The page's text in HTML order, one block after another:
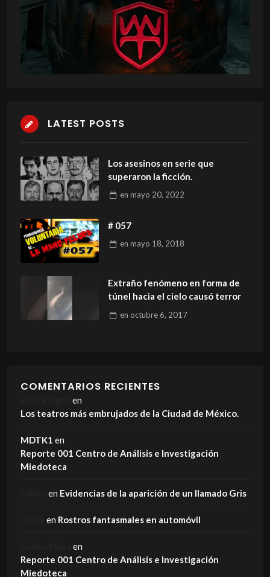
LATEST POSTS
Los asesinos en serie que
superaron la ficción.
en mayo 20, 2022
# 057
en mayo 18, 2018
Extraño fenómeno en forma de
túnel hacia el cielo causó terror
en octubre 6, 2017
COMENTARIOS RECIENTES
en
Los teatros más embrujados de la Ciudad de México.
MDTK1 en
Reporte 001 Centro de Análisis e Investigación
Miedoteca
en Evidencias de la aparición de un llamado Gris
en Rostros fantasmales en automóvil
en
Reporte 001 Centro de Análisis e Investigación
Miedoteca